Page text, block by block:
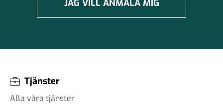
JAG VILL ANMÄLA MIG
Tjänster
Alla våra tjänster